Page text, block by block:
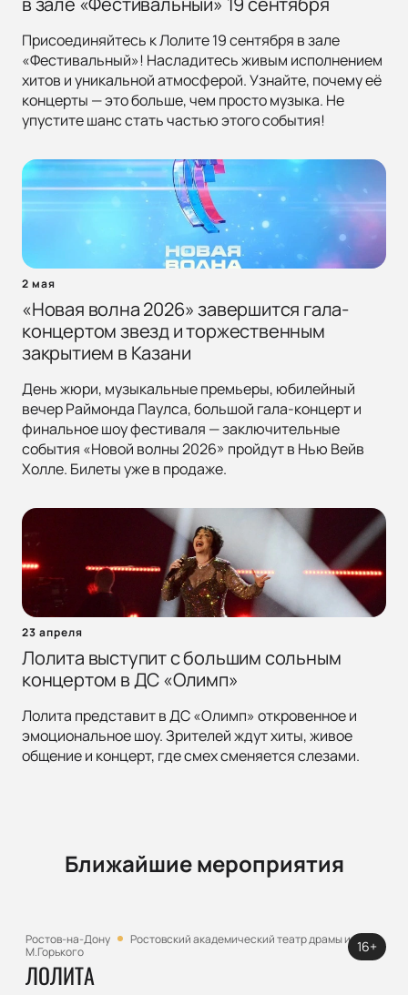
Присоединяйтесь к Лолите 19 сентября в зале
«Фестивальный»! Насладитесь живым исполнением
хитов и уникальной атмосферой. Узнайте, почему её
концерты — это больше, чем просто музыка. Не
упустите шанс стать частью этого события!
2 мая
«Новая волна 2026» завершится гала-
концертом звезд и торжественным
закрытием в Казани
День жюри, музыкальные премьеры, юбилейный
вечер Раймонда Паулса, большой гала-концерт и
финальное шоу фестиваля — заключительные
события «Новой волны 2026» пройдут в Нью Вейв
Холле. Билеты уже в продаже.
23 апреля
Лолита выступит с большим сольным
концертом в ДС «Олимп»
Лолита представит в ДС «Олимп» откровенное и
эмоциональное шоу. Зрителей ждут хиты, живое
общение и концерт, где смех сменяется слезами.
Ближайшие мероприятия
Ростов-на-Дону
Ростовский академический театр драмы им.
М.Горького
ЛОЛИТА
16+